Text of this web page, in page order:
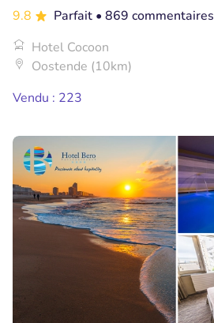
9.8 Parfait • 869 commentaires
Hotel Cocoon
Oostende (10km)
Vendu : 223